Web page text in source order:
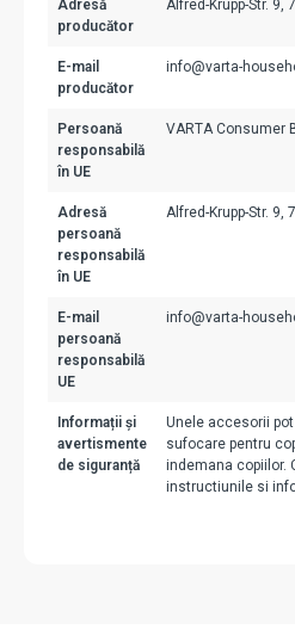
Adresă
producător
Alfred-Krupp-Str. 9,
E-mail
producător
info@varta-
Persoană
responsabilă
în UE
VARTA Consumer
Adresă
persoană
responsabilă
în UE
Alfred-Krupp-Str. 9,
E-mail
persoană
responsabilă
UE
info@varta-
Informații și
avertismente
de siguranță
Unele accesorii
sufocare pentru
indemana copiilor.
instructiunile si